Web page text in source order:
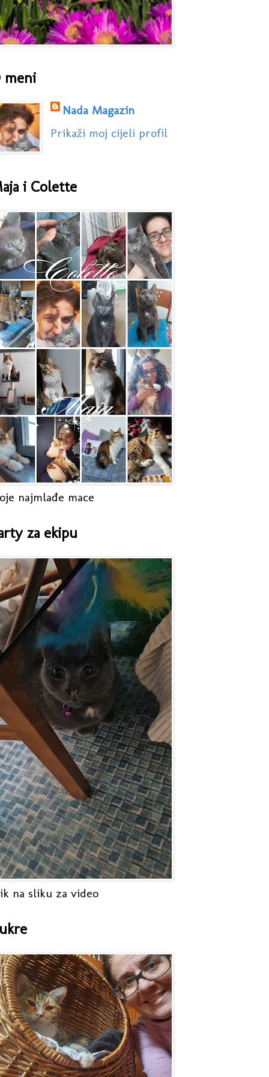
meni
Nada Magazin
Prikaži moj cijeli profil
i Colette
najmlađe mace
za ekipu
na sliku za video